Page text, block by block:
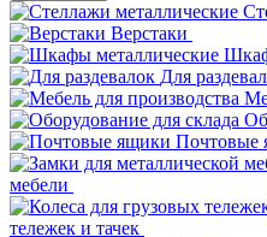
Верстаки
Для
Почтовые
мебели
тележек и тачек